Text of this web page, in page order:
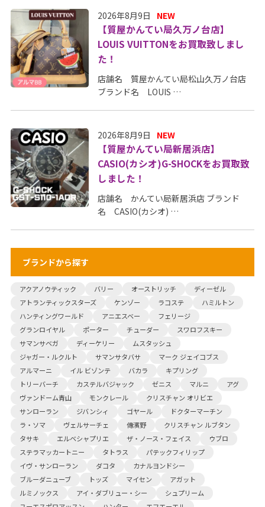
2026年8月9日 NEW
【質屋かんてい局久万ノ台店】
LOUIS VUITTONをお買取致しまし
た！
店舗名 質屋かんてい局松山久万ノ台店
ブランド名 LOUIS …
2026年8月9日 NEW
【質屋かんてい局新居浜店】
CASIO(カシオ)G-SHOCKをお買取致
しました！
店舗名 かんてい局新居浜店 ブランド
名 CASIO(カシオ) …
ブランドから探す
アクアノウティック バリー オーストリッチ
ディーゼル
アトランティックスターズ
ケンゾー ラコステ
ハミルトン
ハンティングワールド
アニエスベー
フェリージ
グランロイヤル
ポーター チューダー
スワロフスキー
サマンサベガ
ディーケリー
ムスタッシュ
ジャガー・ルクルト
サマンサタバサ
マーク ジェイコブス
アルマーニ
イル ビゾンテ バカラ
キプリング
トリーバーチ
カステルバジャック ゼニス マルニ
アグ
ヴァンドーム青山
モンクレール
クリスチャン オリビエ
サンローラン
ジバンシィ ゴヤール
ドクターマーチン
ラ・ソマ
ヴェルサーチェ 傳濱野
クリスチャン ルブタン
タサキ
エルベシャプリエ ザ・ノース・フェイス
ウブロ
ステラマッカートニー
タトラス
パテックフィリップ
イヴ・サンローラン
ダコタ
カナルヨンドシー
ブルーダニューブ
トッズ マイセン
アガット
ルミノックス
アイ・ダブリュー・シー
シュプリーム